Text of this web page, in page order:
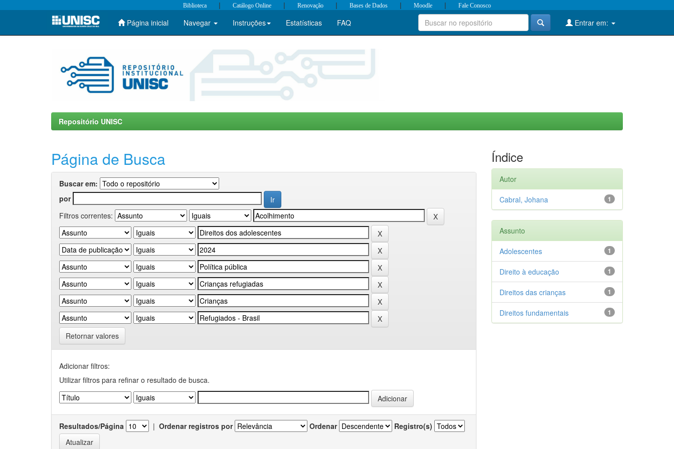
Skip
Biblioteca | Catálogo Online | Renovação | Bases de Dados | Moodle | Fale Conosco
Página inicial Navegar Instruções Estatísticas FAQ Entrar em:
Repositório UNISC
Página de Busca
Buscar em:
por
Filtros correntes:
Retornar valores
Adicionar filtros:
Utilizar filtros para refinar o resultado de busca.
Resultados/Página | Ordenar registros por Ordenar Registro(s)
Índice
Autor
1
Cabral, Johana
Assunto
1
Adolescentes
1
Direito à educação
1
Direitos das crianças
1
Direitos fundamentais